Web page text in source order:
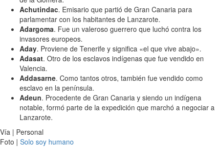
Achutindac. Emisario que partió de Gran Canaria para
parlamentar con los habitantes de Lanzarote.
Adargoma. Fue un valeroso guerrero que luchó contra los
invasores europeos.
Aday. Proviene de Tenerife y significa «el que vive abajo».
Adasat. Otro de los esclavos indígenas que fue vendido en
Valencia.
Addasarne. Como tantos otros, también fue vendido como
esclavo en la península.
Adeun. Procedente de Gran Canaria y siendo un indígena
notable, formó parte de la expedición que marchó a negociar a
Lanzarote.
Vía | Personal
Foto | Solo soy humano